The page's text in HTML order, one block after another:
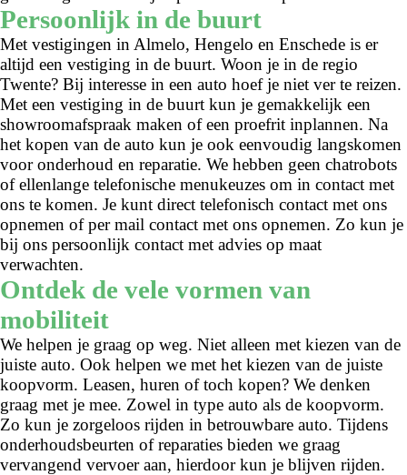
Persoonlijk in de buurt
Met vestigingen in Almelo, Hengelo en Enschede is er
altijd een vestiging in de buurt. Woon je in de regio
Twente? Bij interesse in een auto hoef je niet ver te reizen.
Met een vestiging in de buurt kun je gemakkelijk een
showroomafspraak maken of een proefrit inplannen. Na
het kopen van de auto kun je ook eenvoudig langskomen
voor onderhoud en reparatie. We hebben geen chatrobots
of ellenlange telefonische menukeuzes om in contact met
ons te komen. Je kunt direct telefonisch contact met ons
opnemen of per mail contact met ons opnemen. Zo kun je
bij ons persoonlijk contact met advies op maat
verwachten.
Ontdek de vele vormen van
mobiliteit
We helpen je graag op weg. Niet alleen met kiezen van de
juiste auto. Ook helpen we met het kiezen van de juiste
koopvorm. Leasen, huren of toch kopen? We denken
graag met je mee. Zowel in type auto als de koopvorm.
Zo kun je zorgeloos rijden in betrouwbare auto. Tijdens
onderhoudsbeurten of reparaties bieden we graag
vervangend vervoer aan, hierdoor kun je blijven rijden.